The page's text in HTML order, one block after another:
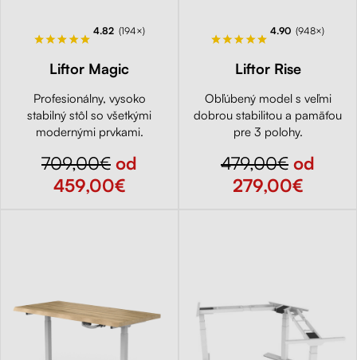
4.82 (194×)
Liftor Magic
Profesionálny, vysoko
stabilný stôl so všetkými
modernými prvkami.
709,00€ od
459,00€
4.90 (948×)
Liftor Rise
Obľúbený model s veľmi
dobrou stabilitou a pamäťou
pre 3 polohy.
479,00€ od
279,00€